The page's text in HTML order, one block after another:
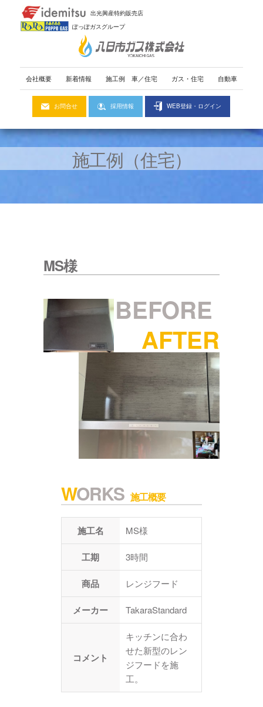
出光興産特約販売店
ぽっぽガスグループ
会社概要 新着情報 施工例 車／住宅 ガス・住宅 自動車
お問合せ 採用情報 WEB登録・ログイン
施工例（住宅）
MS様
WORKS 施工概要
施工名 MS様
工期 3時間
商品 レンジフード
メーカー TakaraStandard
コメント
キッチンに合わ
せた新型のレン
ジフードを施
工。